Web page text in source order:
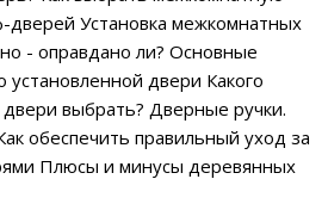
дверей Установка межкомнатных
- оправдано ли? Основные
установленной двери Какого
выбрать? Дверные ручки.
обеспечить правильный уход за
Плюсы и минусы деревянных